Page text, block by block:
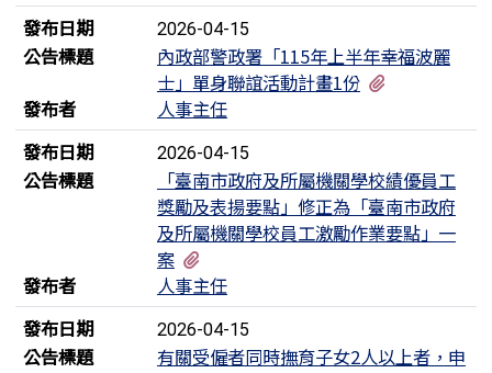
發布日期
2026-04-15
公告標題
內政部警政署「115年上半年幸福波麗
士」單身聯誼活動計畫1份
發布者
人事主任
發布日期
2026-04-15
公告標題
「臺南市政府及所屬機關學校績優員工
獎勵及表揚要點」修正為「臺南市政府
及所屬機關學校員工激勵作業要點」一
案
發布者
人事主任
發布日期
2026-04-15
公告標題
有關受僱者同時撫育子女2人以上者，申